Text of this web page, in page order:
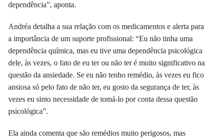
dependência”, aponta.
Andréa detalha a sua relação com os medicamentos e alerta para
a importância de um suporte profissional: “Eu não tinha uma
dependência química, mas eu tive uma dependência psicológica
dele, às vezes, o fato de eu ter ou não ter é muito significativo na
questão da ansiedade. Se eu não tenho remédio, às vezes eu fico
ansiosa só pelo fato de não ter, eu gosto da segurança de ter, às
vezes eu sinto necessidade de tomá-lo por conta dessa questão
psicológica”.
Ela ainda comenta que são remédios muito perigosos, mas